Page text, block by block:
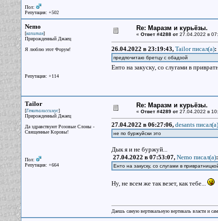
Пол:
Репутация: +502
Nemo
[капитан]
Прирожденный Джаец
Я люблю этот Форум!
Репутация: +114
Re: Маразм и курьёзы.
« Ответ #4288 от27.04.2022 в
26.04.2022 в 23:19:43, Tailor писал(a):
предпочитаю бретцу с обадзой
Енто на закуску, со слугами в
Tailor
[Гениталиссимус]
Прирожденный Джаец
Да здравствуют Розовые Слоны -
Священные Коровы!
Пол:
Репутация: +664
Re: Маразм и курьёзы.
« Ответ #4289 от27.04.2022 в
27.04.2022 в 06:27:06, desants писал(a)
не по буржуйски это
Дык я и не буржуй...
27.04.2022 в 07:53:07, Nemo писал(a):
Енто на закуску, со слугами в
Ну, не всем же так везет, как тебе...
Даешь самую вертикальную вертикаль власти и